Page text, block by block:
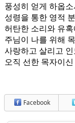
풍성히 얻게 하옵소
성령을 통한 영적
허탄한 소리와 유
주님이 나를 위해
사랑하고 살리고 인
오직 선한 목자이
Facebook